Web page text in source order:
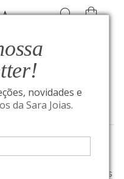
novidades e
da Sara Joias.
encontrada
clique em um dos